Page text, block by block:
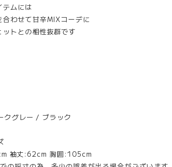
テムには
わせて甘辛MIXコーデに
トとの相性抜群です
グレー / ブラック
袖丈:62cm 胸囲:105cm